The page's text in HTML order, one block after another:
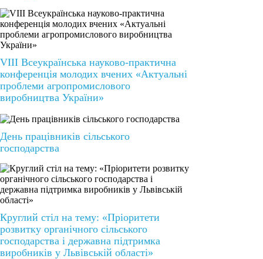
VIІІ Всеукраїнська науково-практична
конференція молодих вчених «Актуальні
проблеми агропромислового
виробництва України»
День працівників сільського
господарства
Круглий стіл на тему: «Пріоритети
розвитку органічного сільського
господарства і державна підтримка
виробників у Львівській області»